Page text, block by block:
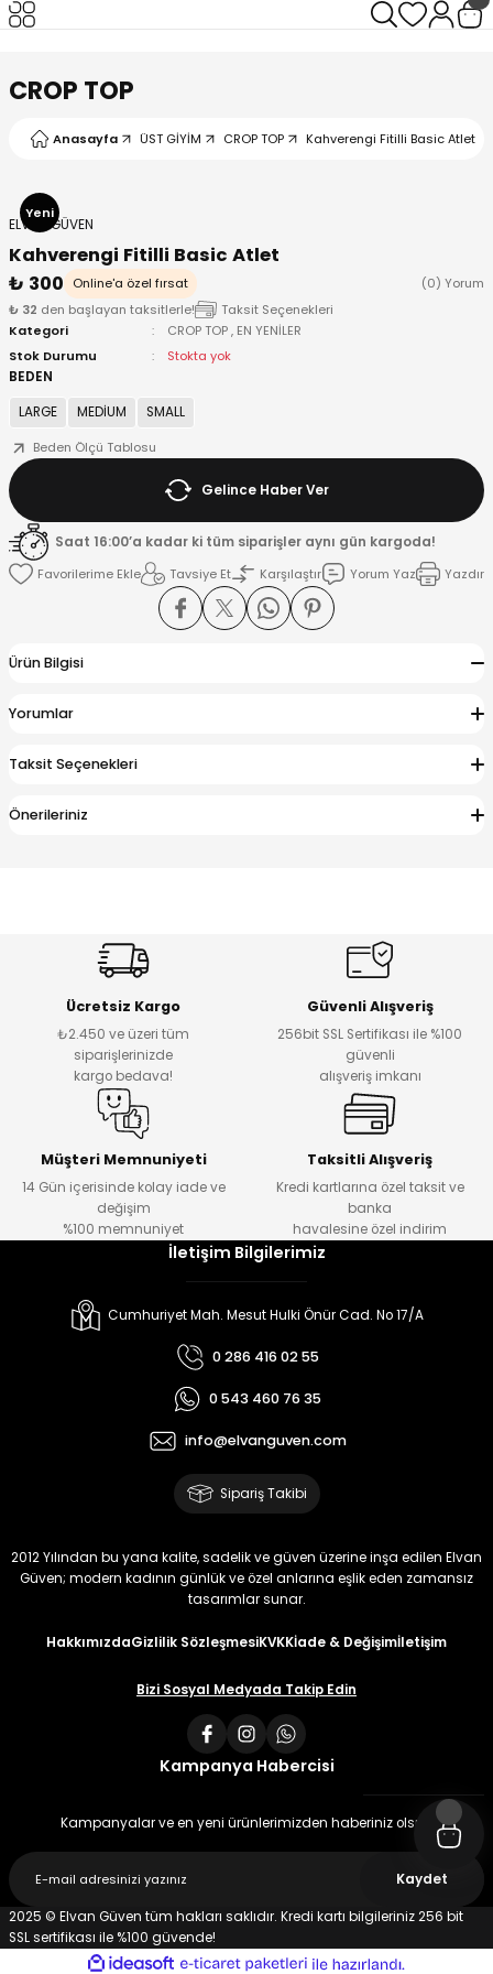
CROP TOP
Anasayfa ÜST GİYİM CROP TOP Kahverengi Fitilli Basic Atlet
Yeni
ELVAN GÜVEN
Kahverengi Fitilli Basic Atlet
₺ 300
Online'a özel fırsat
(0) Yorum
₺ 32 den başlayan taksitlerle!
Taksit Seçenekleri
Kategori
CROP TOP , EN YENİLER
Stok Durumu
Stokta yok
BEDEN
LARGE
MEDİUM
SMALL
Beden Ölçü Tablosu
Gelince Haber Ver
Saat 16:00’a kadar ki tüm siparişler aynı gün kargoda!
Tavsiye Et
Karşılaştır Yorum Yaz Yazdır
Ürün Bilgisi
Yorumlar
Taksit Seçenekleri
Önerileriniz
Ücretsiz Kargo
₺2.450 ve üzeri tüm
siparişlerinizde
kargo bedava!
Güvenli Alışveriş
256bit SSL Sertifikası ile %100
güvenli
alışveriş imkanı
Müşteri Memnuniyeti
14 Gün içerisinde kolay iade ve
değişim
%100 memnuniyet
Taksitli Alışveriş
Kredi kartlarına özel taksit ve
banka
havalesine özel indirim
İletişim Bilgilerimiz
Cumhuriyet Mah. Mesut Hulki Önür Cad. No 17/A
0 286 416 02 55
0 543 460 76 35
info@elvanguven.com
Sipariş Takibi
2012 Yılından bu yana kalite, sadelik ve güven üzerine inşa edilen Elvan
Güven; modern kadının günlük ve özel anlarına eşlik eden zamansız
tasarımlar sunar.
HakkımızdaGizlilik SözleşmesiKVKKİade & Değişimİletişim
Bizi Sosyal Medyada Takip Edin
Kampanya Habercisi
Kampanyalar ve en yeni ürünlerimizden haberiniz olsun
Kaydet
2025 © Elvan Güven tüm hakları saklıdır. Kredi kartı bilgileriniz 256 bit
SSL sertifikası ile %100 güvende!
Geri Dön
Geri Dön
Geri Dön
Geri Dön
ideasoft e-